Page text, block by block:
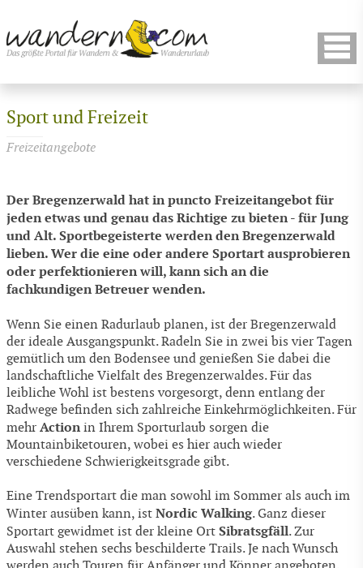
Sport und Freizeit
Freizeitangebote
Der Bregenzerwald hat in puncto Freizeitangebot für
jeden etwas und genau das Richtige zu bieten - für Jung
und Alt. Sportbegeisterte werden den Bregenzerwald
lieben. Wer die eine oder andere Sportart ausprobieren
oder perfektionieren will, kann sich an die
fachkundigen Betreuer wenden.
Wenn Sie einen Radurlaub planen, ist der Bregenzerwald
der ideale Ausgangspunkt. Radeln Sie in zwei bis vier Tagen
gemütlich um den Bodensee und genießen Sie dabei die
landschaftliche Vielfalt des Bregenzerwaldes. Für das
leibliche Wohl ist bestens vorgesorgt, denn entlang der
Radwege befinden sich zahlreiche Einkehrmöglichkeiten. Für
mehr Action in Ihrem Sporturlaub sorgen die
Mountainbiketouren, wobei es hier auch wieder
verschiedene Schwierigkeitsgrade gibt.
Eine Trendsportart die man sowohl im Sommer als auch im
Winter ausüben kann, ist Nordic Walking. Ganz dieser
Sportart gewidmet ist der kleine Ort Sibratsgfäll. Zur
Auswahl stehen sechs beschilderte Trails. Je nach Wunsch